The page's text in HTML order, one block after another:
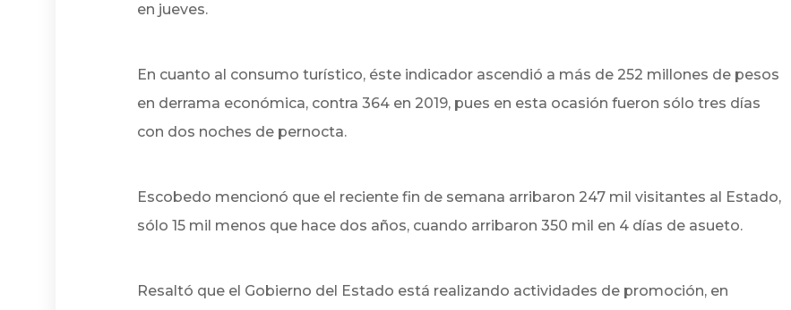
en jueves.
En cuanto al consumo turístico, éste indicador ascendió a más de 252 millones de pesos
en derrama económica, contra 364 en 2019, pues en esta ocasión fueron sólo tres días
con dos noches de pernocta.
Escobedo mencionó que el reciente fin de semana arribaron 247 mil visitantes al Estado,
sólo 15 mil menos que hace dos años, cuando arribaron 350 mil en 4 días de asueto.
Resaltó que el Gobierno del Estado está realizando actividades de promoción, en